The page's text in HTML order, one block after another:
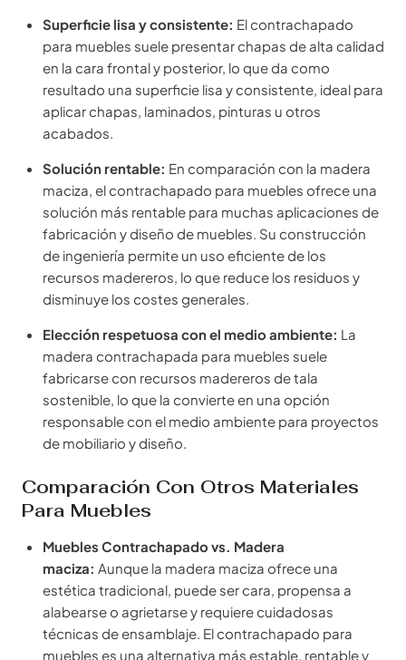
Superficie lisa y consistente: El contrachapado
para muebles suele presentar chapas de alta calidad
en la cara frontal y posterior, lo que da como
resultado una superficie lisa y consistente, ideal para
aplicar chapas, laminados, pinturas u otros
acabados.
Solución rentable: En comparación con la madera
maciza, el contrachapado para muebles ofrece una
solución más rentable para muchas aplicaciones de
fabricación y diseño de muebles. Su construcción
de ingeniería permite un uso eficiente de los
recursos madereros, lo que reduce los residuos y
disminuye los costes generales.
Elección respetuosa con el medio ambiente: La
madera contrachapada para muebles suele
fabricarse con recursos madereros de tala
sostenible, lo que la convierte en una opción
responsable con el medio ambiente para proyectos
de mobiliario y diseño.
Comparación Con Otros Materiales
Para Muebles
Muebles Contrachapado vs. Madera
maciza: Aunque la madera maciza ofrece una
estética tradicional, puede ser cara, propensa a
alabearse o agrietarse y requiere cuidadosas
técnicas de ensamblaje. El contrachapado para
muebles es una alternativa más estable, rentable y